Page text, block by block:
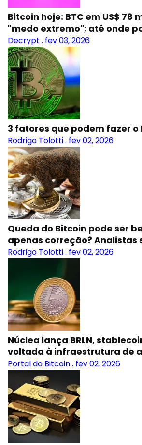
Bitcoin hoje: BTC em US$ 78
"medo extremo"; até onde
Decrypt . fev 03, 2026
3 fatores que podem fazer o
Rodrigo Tolotti. fev 02, 2026
Queda do Bitcoin pode ser
apenas correção? Analistas
Rodrigo Tolotti. fev 02, 2026
Núclea lança BRLN,
voltada à infraestrutura de
Portal do Bitcoin. fev 02, 2026